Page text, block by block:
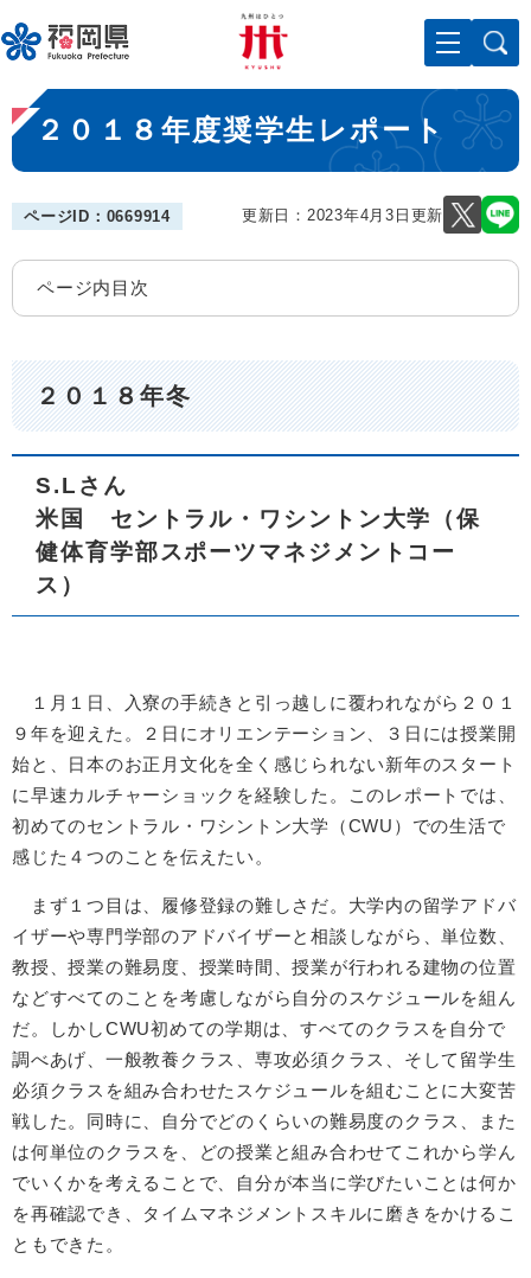
ー
ジ
先
頭
で
メニューを飛ばして本文へ
本
文
２０１８年度奨学生レポート
ページID：0669914 更新日：2023年4月3日更新
ページ内目次
２０１８年冬
S.Lさん
米国 セントラル・ワシントン大学（保
健体育学部スポーツマネジメントコー
ス）
１月１日、入寮の手続きと引っ越しに覆われながら２０１
９年を迎えた。２日にオリエンテーション、３日には授業開
始と、日本のお正月文化を全く感じられない新年のスタート
に早速カルチャーショックを経験した。このレポートでは、
初めてのセントラル・ワシントン大学（CWU）での生活で
感じた４つのことを伝えたい。
まず１つ目は、履修登録の難しさだ。大学内の留学アドバ
イザーや専門学部のアドバイザーと相談しながら、単位数、
教授、授業の難易度、授業時間、授業が行われる建物の位置
などすべてのことを考慮しながら自分のスケジュールを組ん
だ。しかしCWU初めての学期は、すべてのクラスを自分で
調べあげ、一般教養クラス、専攻必須クラス、そして留学生
必須クラスを組み合わせたスケジュールを組むことに大変苦
戦した。同時に、自分でどのくらいの難易度のクラス、また
は何単位のクラスを、どの授業と組み合わせてこれから学ん
でいくかを考えることで、自分が本当に学びたいことは何か
を再確認でき、タイムマネジメントスキルに磨きをかけるこ
ともできた。